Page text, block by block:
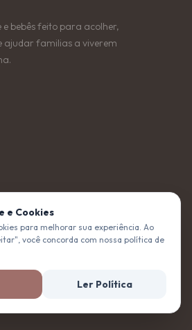
bebês feito para acolher,
familias a viverem
e Cookies
para melhorar sua experiência. Ao
você concorda com nossa política de
Ler Política